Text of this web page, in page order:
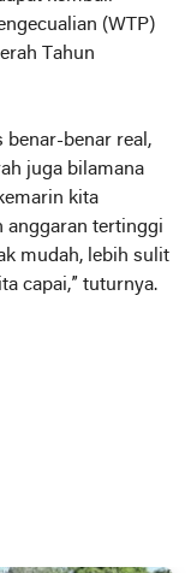
(WTP)
Tahun
benar-benar real,
juga bilamana
kita
anggaran tertinggi
mudah, lebih sulit
capai,” tuturnya.